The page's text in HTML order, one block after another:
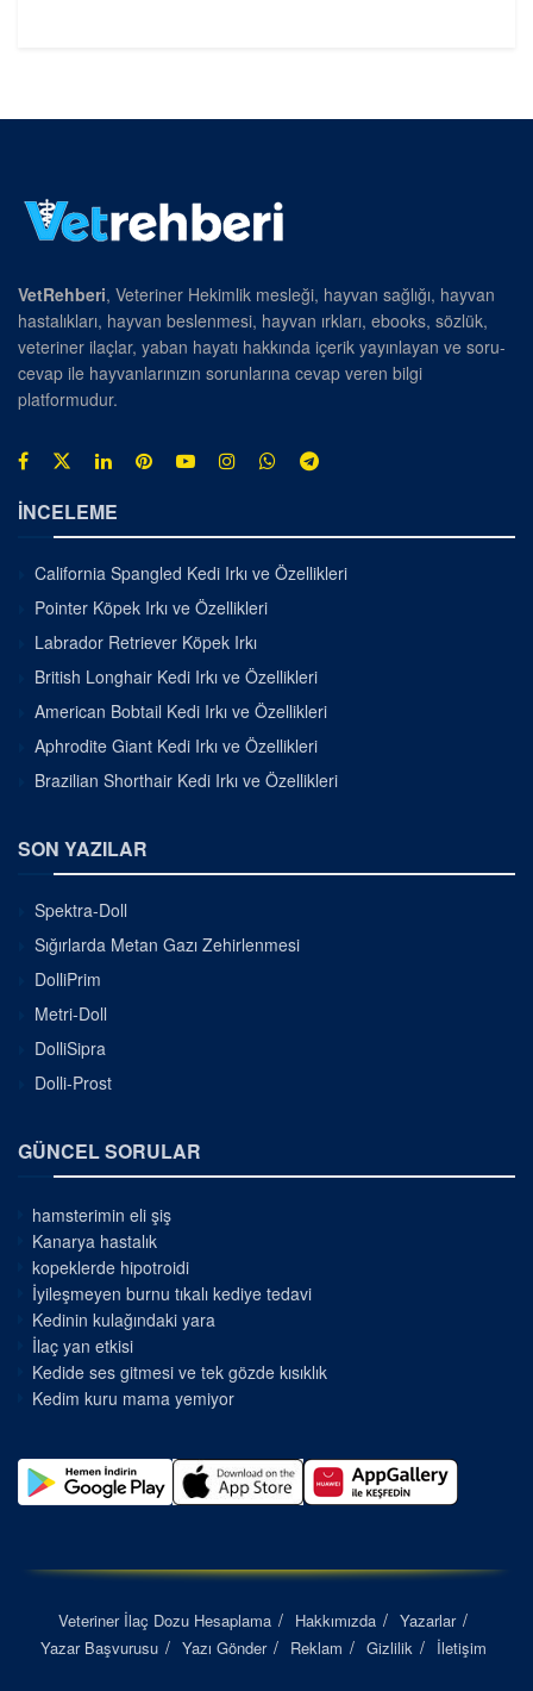
VetRehberi, Veteriner Hekimlik mesleği, hayvan sağlığı, hayvan
hastalıkları, hayvan beslenmesi, hayvan ırkları, ebooks, sözlük,
veteriner ilaçlar, yaban hayatı hakkında içerik yayınlayan ve soru-
cevap ile hayvanlarınızın sorunlarına cevap veren bilgi
platformudur.
İNCELEME
California Spangled Kedi Irkı ve Özellikleri
Pointer Köpek Irkı ve Özellikleri
Labrador Retriever Köpek Irkı
British Longhair Kedi Irkı ve Özellikleri
American Bobtail Kedi Irkı ve Özellikleri
Aphrodite Giant Kedi Irkı ve Özellikleri
Brazilian Shorthair Kedi Irkı ve Özellikleri
SON YAZILAR
Spektra-Doll
Sığırlarda Metan Gazı Zehirlenmesi
DolliPrim
Metri-Doll
DolliSipra
Dolli-Prost
GÜNCEL SORULAR
hamsterimin eli şiş
Kanarya hastalık
kopeklerde hipotroidi
İyileşmeyen burnu tıkalı kediye tedavi
Kedinin kulağındaki yara
İlaç yan etkisi
Kedide ses gitmesi ve tek gözde kısıklık
Kedim kuru mama yemiyor
Veteriner İlaç Dozu Hesaplama Hakkımızda
Yazarlar
Yazar Başvurusu
Yazı Gönder Reklam Gizlilik İletişim